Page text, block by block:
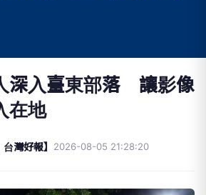
深入臺東部落 讓影像
在地
灣好報】 2026-08-05 21:28:20